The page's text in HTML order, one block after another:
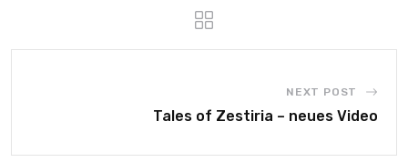
NEXT POST
Tales of Zestiria – neues Video